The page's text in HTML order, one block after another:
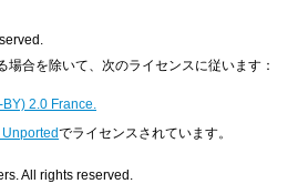
合を除いて、次のライセンスに従います：
2.0 France.
でライセンスされています。
All rights reserved.